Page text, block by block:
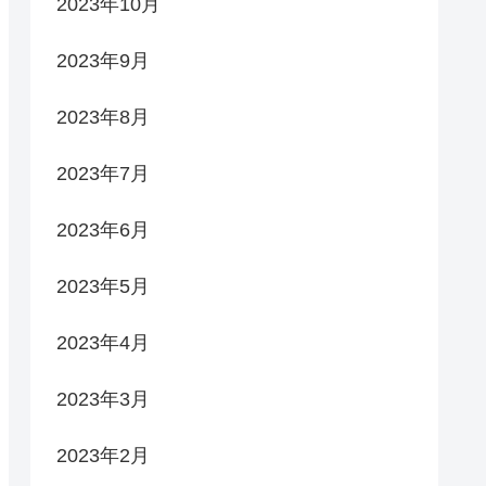
2023年9月
2023年8月
2023年7月
2023年6月
2023年5月
2023年4月
2023年3月
2023年2月